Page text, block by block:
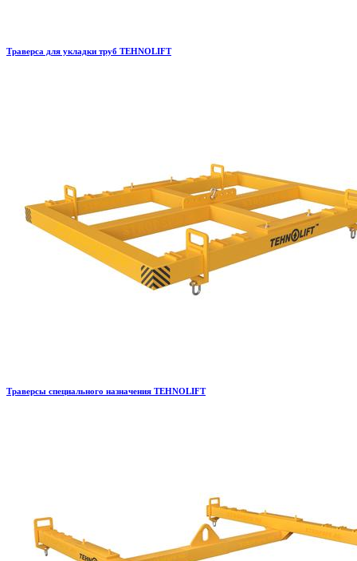
Траверса для укладки труб TEHNOLIFT
Траверсы специального назначения TEHNOLIFT